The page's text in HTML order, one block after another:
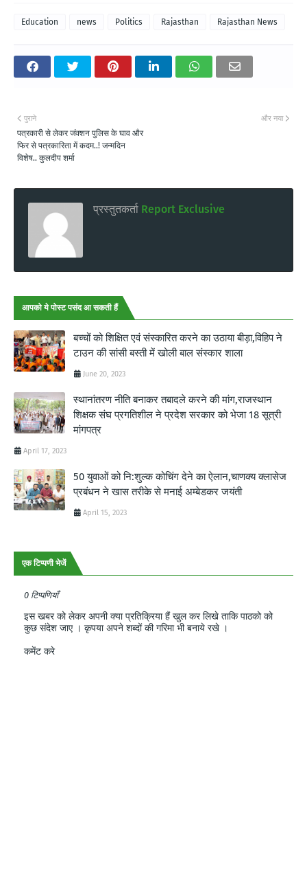
Education news Politics Rajasthan Rajasthan News
और नया
पुराने
पत्रकारी से लेकर जंक्शन पुलिस के घाव और
फिर से पत्रकारिता में कदम..! जन्मदिन
विशेष.. कुलदीप शर्मा
प्रस्तुतकर्ता Report Exclusive
आपको ये पोस्ट पसंद आ सकती हैं
बच्चों को शिक्षित एवं संस्कारित करने का उठाया बीड़ा,विहिप ने
टाउन की सांसी बस्ती में खोली बाल संस्कार शाला
June 20, 2023
स्थानांतरण नीति बनाकर तबादले करने की मांग,राजस्थान
शिक्षक संघ प्रगतिशील ने प्रदेश सरकार को भेजा 18 सूत्री
मांगपत्र
April 17, 2023
50 युवाओं को नि:शुल्क कोचिंग देने का ऐलान,चाणक्य क्लासेज
प्रबंधन ने खास तरीके से मनाई अम्बेडकर जयंती
April 15, 2023
एक टिप्पणी भेजें
0 टिप्पणियाँ
इस खबर को लेकर अपनी क्या प्रतिक्रिया हैं खुल कर लिखे ताकि पाठको को
कुछ संदेश जाए । कृपया अपने शब्दों की गरिमा भी बनाये रखे ।
कमेंट करे